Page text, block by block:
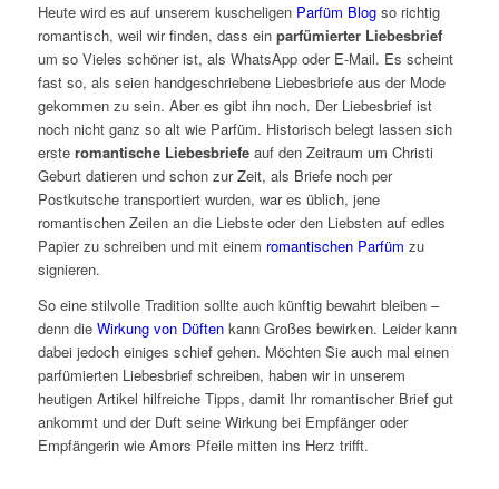
Heute wird es auf unserem kuscheligen Parfüm Blogso richtig
romantisch, weil wir finden, dass ein parfümierter Liebesbrief
um so Vieles schöner ist, als WhatsApp oder E-Mail. Es scheint
fast so, als seien handgeschriebene Liebesbriefe aus der Mode
gekommen zu sein. Aber es gibt ihn noch. Der Liebesbrief ist
noch nicht ganz so alt wie Parfüm. Historisch belegt lassen sich
erste romantische Liebesbriefeauf den Zeitraum um Christi
Geburt datieren und schon zur Zeit, als Briefe noch per
Postkutsche transportiert wurden, war es üblich, jene
romantischen Zeilen an die Liebste oder den Liebsten auf edles
Papier zu schreiben und mit einem romantischen Parfüm zu
signieren.
So eine stilvolle Tradition sollte auch künftig bewahrt bleiben –
denn die Wirkung von Düftenkann Großes bewirken. Leider kann
dabei jedoch einiges schief gehen. Möchten Sie auch mal einen
parfümierten Liebesbrief schreiben, haben wir in unserem
heutigen Artikel hilfreiche Tipps, damit Ihr romantischer Brief gut
ankommt und der Duft seine Wirkung bei Empfänger oder
Empfängerin wie Amors Pfeile mitten ins Herz trifft.